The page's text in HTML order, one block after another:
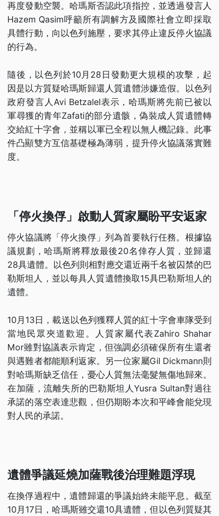
再度發動空襲。哈瑪斯否認此項指控，並透過發言人
Hazem Qasim呼籲所有調解方及國際社會立即採取
具體行動，向以色列施壓，要求其停止違反停火協議
的行為。
隨後，以色列於10月28日發動更大規模的攻擊，起
因是以方質疑哈瑪斯歸還人質遺體涉嫌造假。以色列
政府發言人Avi Betzalel表示，哈瑪斯將先前已被以
軍尋獲的青年Zafati的部分遺骸，偽裝成人質遺體轉
交給紅十字會，並稱以軍已全程以無人機記錄。此事
件凸顯雙方互信基礎極為薄弱，提升停火協議落實難
度。
「停火換俘」啟動人質家屬盼平安返家
停火協議將「停火換俘」列為首要執行任務。根據協
議規劃，哈瑪斯將釋放最後20名倖存人質，並歸還
28具遺體。以色列則相對應交還近兩千名被囚禁的巴
勒斯坦人，並以每具人質遺體換取15具巴勒斯坦人的
遺體。
10月13日，載送以色列獲釋人質的紅十字會車隊受到
當地民眾夾道歡迎。人質家屬代表Zahiro Shahar
Mor雖對協議表示肯定，但強調必須確保所有生還者
與遇難者都能順利返家。另一位家屬Gil Dickmann則
對哈瑪斯缺乏信任，憂心人質無法毫髮無傷地歸來。
在加薩，流離失所的巴勒斯坦人Yusra Sultan對過往
承諾的落空表達悲觀，但仍期盼本次和平峰會能兌現
對人民的承諾。
遺體爭議延燒加薩戰後治理難題浮現
在換俘過程中，遺體歸還的爭議始終未能平息。截至
10月17日，哈瑪斯雖交還10具遺體，但以色列質疑其